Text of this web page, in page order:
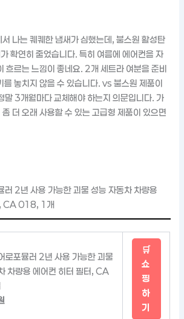
나는 퀘퀘한 냄새가 심했는데, 불스원 활성탄
확연히 줄었습니다. 특히 여름에 에어컨을 자
흐르는 느낌이 좋네요. 2개 세트라 여분을 준비
를 놓치지 않을 수 있습니다. vs 불스원 제품이
말 3개월마다 교체해야 하는지 의문입니다. 가
더 오래 사용할 수 있는 고급형 제품이 있으면
러 2년 사용 가능한 괴물 성능 자동차 차량용
, CA 018, 1개
로포뮬러 2년 사용 가능한 괴물
차량용 에어컨 히터 필터, CA
🛒
쇼
핑
하
기